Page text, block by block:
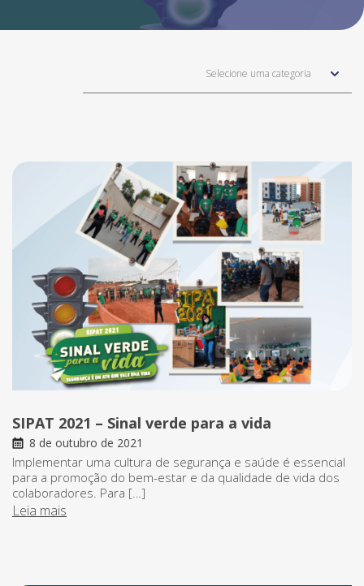
Selecione uma categoria
SIPAT 2021 – Sinal verde para a vida
8 de outubro de 2021
Implementar uma cultura de segurança e saúde é essencial
para a promoção do bem-estar e da qualidade de vida dos
colaboradores. Para […]
Leia mais